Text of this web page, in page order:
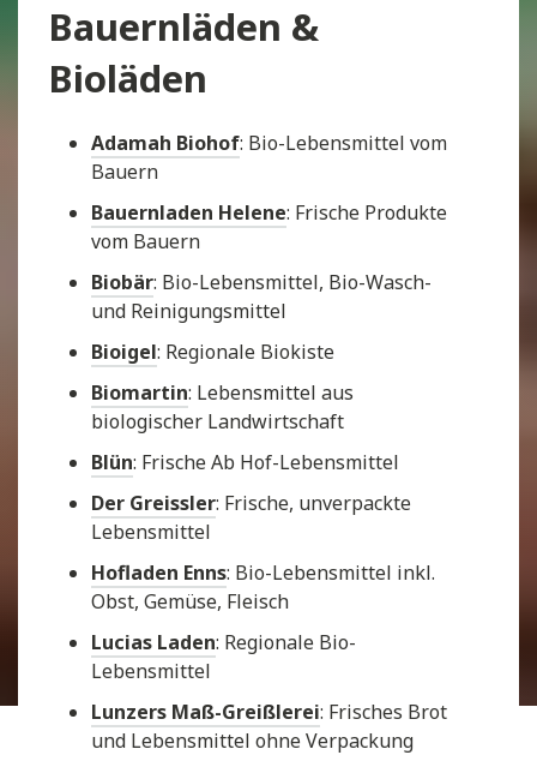
Bauernläden &
Bioläden
Adamah Biohof: Bio-Lebensmittel vom
Bauern
Bauernladen Helene: Frische Produkte
vom Bauern
Biobär: Bio-Lebensmittel, Bio-Wasch-
und Reinigungsmittel
Bioigel: Regionale Biokiste
Biomartin: Lebensmittel aus
biologischer Landwirtschaft
Blün: Frische Ab Hof-Lebensmittel
Der Greissler: Frische, unverpackte
Lebensmittel
Hofladen Enns: Bio-Lebensmittel inkl.
Obst, Gemüse, Fleisch
Lucias Laden: Regionale Bio-
Lebensmittel
Lunzers Maß-Greißlerei: Frisches Brot
und Lebensmittel ohne Verpackung